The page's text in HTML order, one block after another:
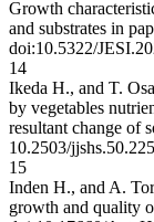
Growth
and substrates in
doi:10.5322/
14
Ikeda H., and T.
by vegetables
resultant change of
10.2503/jjshs.50.225
15
Inden H., and A.
growth and quality